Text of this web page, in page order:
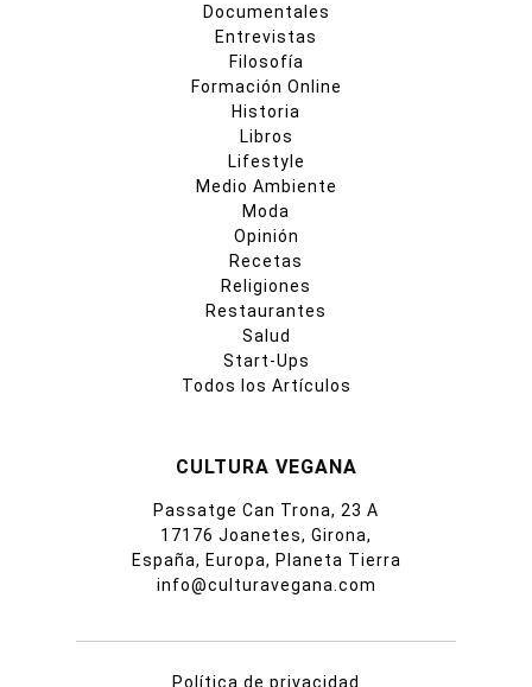
Documentales
Entrevistas
Filosofía
Formación Online
Historia
Libros
Lifestyle
Medio Ambiente
Moda
Opinión
Recetas
Religiones
Restaurantes
Salud
Start-Ups
Todos los Artículos
CULTURA VEGANA
Passatge Can Trona, 23 A
17176 Joanetes, Girona,
España, Europa, Planeta Tierra
info@culturavegana.com
Política de privacidad